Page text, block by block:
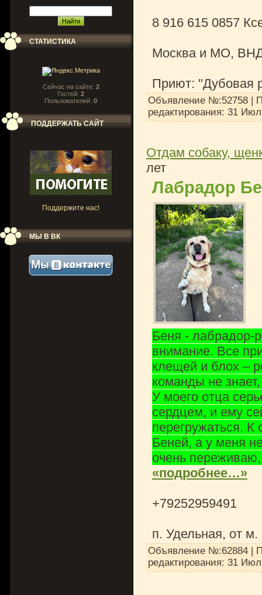
СТАТИСТИКА
Сейчас на сайте: 2
Гостей: 2
Пользователей: 0
ПОДДЕРЖАТЬ САЙТ
Поддержите нас!
МЫ В ВК
8 916 615 0857
Москва и МО,
Приют: "Дубовая
Объявление №:52758 |
редактирования: 31
Отдам собаку,
лет
Лабрадор
Беня - лабрадор-
внимание. Все
клещей и блох –
команды не
У моего отца
сердцем, и ему
перегружаться.
Беней, а у меня
очень
«подробнее…»
+79252959491
п. Удельная, от
Объявление №:62884 |
редактирования: 31